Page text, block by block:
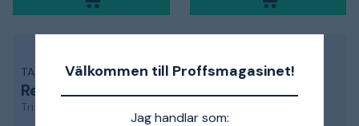
Välkommen till Proffsmagasinet!
Jag handlar som:
TA
Returventil
Trim
TA
Returventil